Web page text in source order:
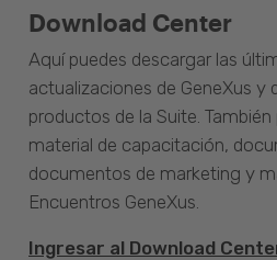
Download Center
Aquí puedes descargar las
actualizaciones de GeneXus y
productos de la Suite.
material de capacitación,
documentos de marketing y
Encuentros GeneXus.
Ingresar al Download